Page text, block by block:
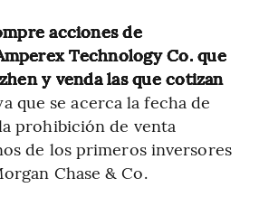
acciones de
Technology Co. que
y venda las que cotizan
que se acerca la fecha de
prohibición de venta
de los primeros inversores
Chase & Co.